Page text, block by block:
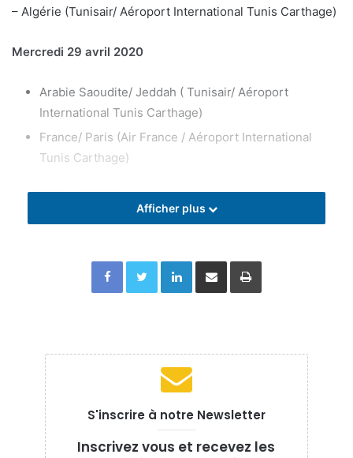
– Algérie (Tunisair/ Aéroport International Tunis Carthage)
Mercredi 29 avril 2020
Arabie Saoudite/ Jeddah ( Tunisair/ Aéroport
International Tunis Carthage)
France/ Paris (Air France / Aéroport International
Tunis Carthage)
Jeudi 30 avril 2020
Emirats Arabes Unis/ Dubaï ( Emirates/ Aéroport
Samedi 2 mai 2020
– Canada/ Montréal (Tunisair/ Aéroport International Tunis
Afficher plus
FacebookTwitterLinkedinPartager par email Imprimer
S'inscrire à notre Newsletter
Inscrivez vous et recevez les